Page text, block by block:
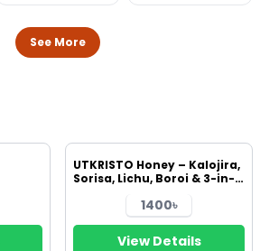
See More
UTKRISTO Honey – Kalojira,
Sorisa, Lichu, Boroi & 3-in-1
1400৳
View Details